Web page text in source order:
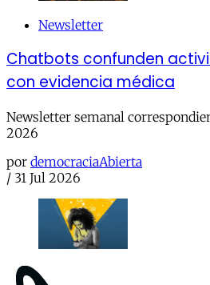
Newsletter
Chatbots confunden
con evidencia médica
Newsletter semanal
2026
por democraciaAbierta
/ 31 Jul 2026